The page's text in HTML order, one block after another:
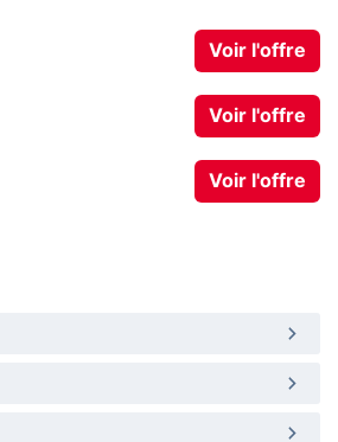
Voir l'offre
Voir l'offre
Voir l'offre